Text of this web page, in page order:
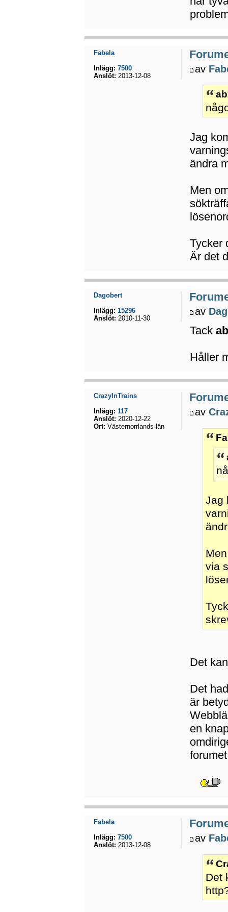
av
Jag
ändra
Men
Tycker
Är det
Fabela
Inlägg: 7500
Anslöt: 2013-12-08
av
Tack
Håller
Dagobert
Inlägg: 15296
Anslöt: 2010-11-30
av
Jag
via
Det
Det
är
en
CrazyInTrains
Inlägg: 117
Anslöt: 2020-12-22
Ort: Västernorrlands län
av
Det
Fabela
Inlägg: 7500
Anslöt: 2013-12-08